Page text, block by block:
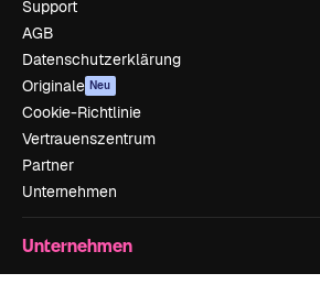
Support
AGB
Datenschutzerklärung
Originale Neu
Cookie-Richtlinie
Vertrauenszentrum
Partner
Unternehmen
Unternehmen
Preise